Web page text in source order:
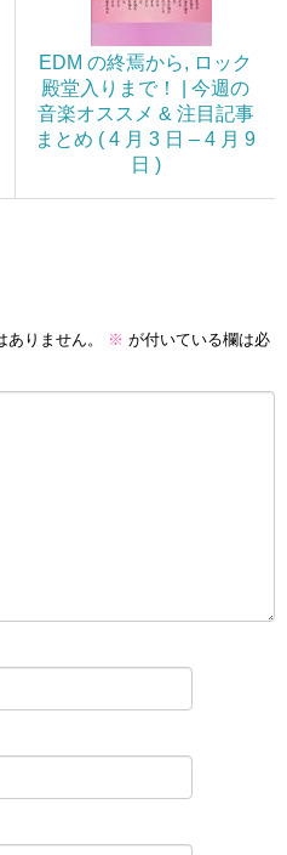
EDM の終焉から, ロック
殿堂入りまで！ | 今週の
音楽オススメ & 注目記事
まとめ ( 4 月 3 日 – 4 月 9
日 )
りません。 ※ が付いている欄は必